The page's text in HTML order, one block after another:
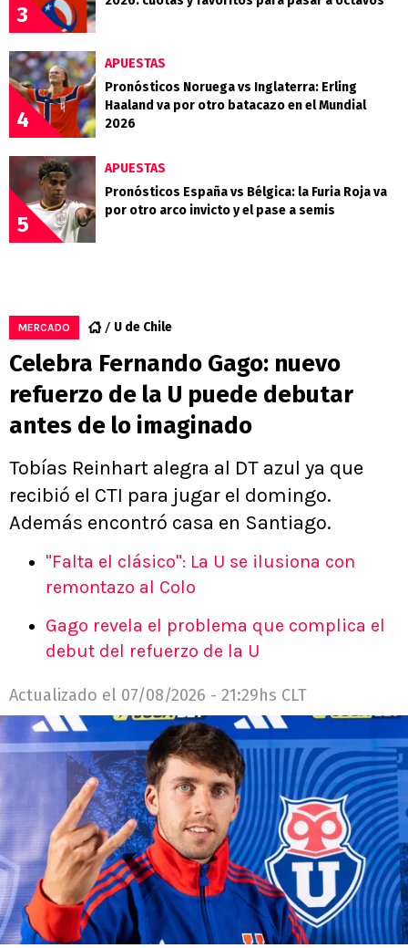
3
4
APUESTAS
Pronósticos Noruega vs Inglaterra: Erling
Haaland va por otro batacazo en el Mundial
2026
5
APUESTAS
Pronósticos España vs Bélgica: la Furia Roja va
por otro arco invicto y el pase a semis
MERCADO U de Chile
Celebra Fernando Gago: nuevo
refuerzo de la U puede debutar
antes de lo imaginado
Tobías Reinhart alegra al DT azul ya que
recibió el CTI para jugar el domingo.
Además encontró casa en Santiago.
"Falta el clásico": La U se ilusiona con
remontazo al Colo
Gago revela el problema que complica el
debut del refuerzo de la U
Actualizado el 07/08/2026 - 21:29hs CLT